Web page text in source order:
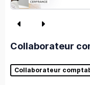
Collaborateur
Collaborateur